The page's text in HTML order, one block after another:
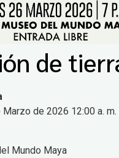
de
de 2026 12:00 a. m.
Mundo Maya